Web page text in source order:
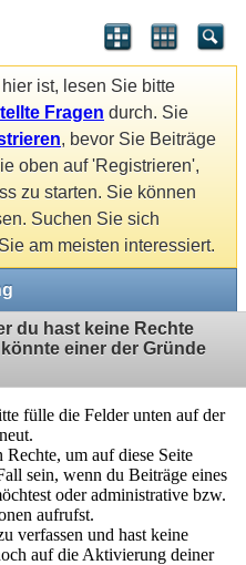
ist, lesen Sie bitte
Fragen durch. Sie
, bevor Sie Beiträge
oben auf 'Registrieren',
zu starten. Sie können
Suchen Sie sich
am meisten interessiert.
du hast keine Rechte
einer der Gründe
fülle die Felder unten auf der
um auf diese Seite
sein, wenn du Beiträge eines
oder administrative bzw.
aufrufst.
verfassen und hast keine
auf die Aktivierung deiner